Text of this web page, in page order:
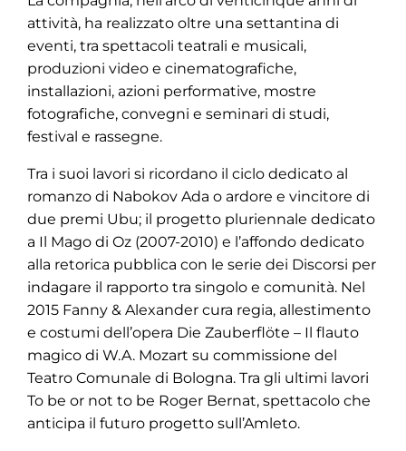
attività, ha realizzato oltre una settantina di
eventi, tra spettacoli teatrali e musicali,
produzioni video e cinematografiche,
installazioni, azioni performative, mostre
fotografiche, convegni e seminari di studi,
festival e rassegne.
Tra i suoi lavori si ricordano il ciclo dedicato al
romanzo di Nabokov Ada o ardore e vincitore di
due premi Ubu; il progetto pluriennale dedicato
a Il Mago di Oz (2007-2010) e l’affondo dedicato
alla retorica pubblica con le serie dei Discorsi per
indagare il rapporto tra singolo e comunità. Nel
2015 Fanny & Alexander cura regia, allestimento
e costumi dell’opera Die Zauberflöte – Il flauto
magico di W.A. Mozart su commissione del
Teatro Comunale di Bologna. Tra gli ultimi lavori
To be or not to be Roger Bernat, spettacolo che
anticipa il futuro progetto sull’Amleto.